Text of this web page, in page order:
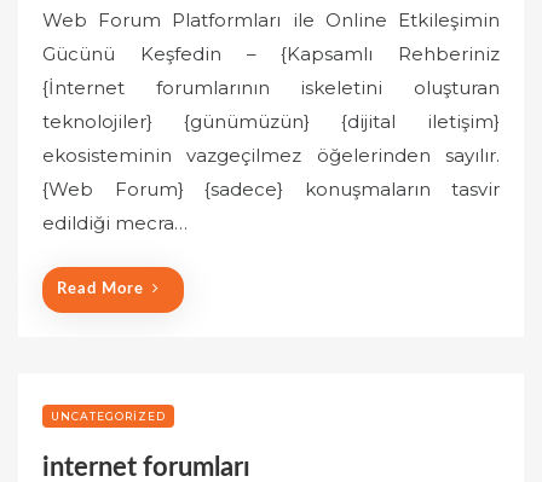
s
d
Web Forum Platformları ile Online Etkileşimin
Gücünü Keşfedin – {Kapsamlı Rehberiniz
{İnternet forumlarının iskeletini oluşturan
teknolojiler} {günümüzün} {dijital iletişim}
ekosisteminin vazgeçilmez öğelerinden sayılır.
{Web Forum} {sadece} konuşmaların tasvir
edildiği mecra…
Read More
UNCATEGORIZED
internet forumları